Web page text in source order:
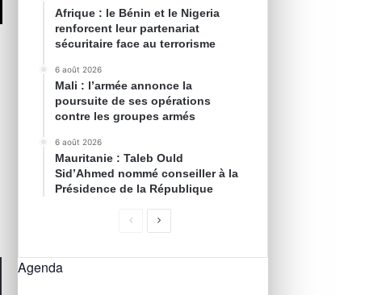
Afrique : le Bénin et le Nigeria
renforcent leur partenariat
sécuritaire face au terrorisme
6 août 2026
Mali : l’armée annonce la
poursuite de ses opérations
contre les groupes armés
6 août 2026
Mauritanie : Taleb Ould
Sid’Ahmed nommé conseiller à la
Présidence de la République
Agenda